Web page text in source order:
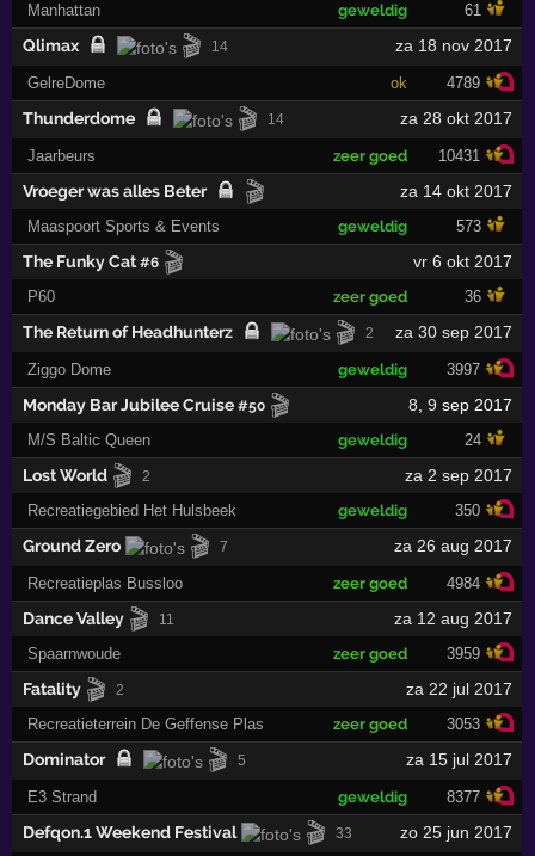
Manhattan geweldig 61
Qlimax 🎬 14 za 18 nov 2017
GelreDome ok 4789
Thunderdome 🎬 14 za 28 okt 2017
Jaarbeurs zeer goed 10431
Vroeger was alles Beter 🎬 za 14 okt 2017
Maaspoort Sports & Events geweldig 573
The Funky Cat #6 🎬 vr 6 okt 2017
P60 zeer goed 36
The Return of Headhunterz 🎬 2 za 30 sep 2017
Ziggo Dome geweldig 3997
Monday Bar Jubilee Cruise #50 🎬 8 9 sep 2017
M/S Baltic Queen geweldig 24
Lost World 🎬 2 za 2 sep 2017
Recreatiegebied Het Hulsbeek geweldig 350
Ground Zero 🎬 7 za 26 aug 2017
Recreatieplas Bussloo zeer goed 4984
Dance Valley 🎬 11 za 12 aug 2017
Spaarnwoude zeer goed 3959
Fatality 🎬 2 za 22 jul 2017
Recreatieterrein De Geffense Plas zeer goed 3053
Dominator 🎬 5 za 15 jul 2017
E3 Strand geweldig 8377
Defqon.1 Weekend Festival 🎬 33 zo 25 jun 2017